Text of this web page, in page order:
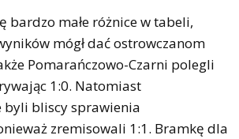
bardzo małe różnice w tabeli,
mógł dać ostrowczanom
Pomarańczowo-Czarni polegli
1:0. Natomiast
byli bliscy sprawienia
zremisowali 1:1. Bramkę dla